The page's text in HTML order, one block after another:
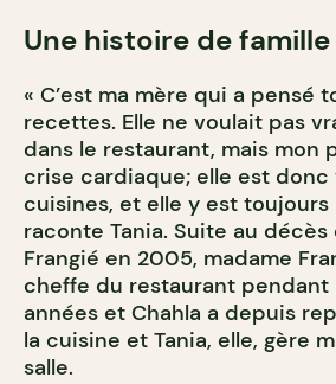
Une histoire de famille
« C’est ma mère qui a pensé
recettes. Elle ne voulait pas
dans le restaurant, mais mon
crise cardiaque; elle est
cuisines, et elle y est toujours
raconte Tania. Suite au
Frangié en 2005, madame
cheffe du restaurant pendant
années et Chahla a depuis
la cuisine et Tania, elle, gère
salle.